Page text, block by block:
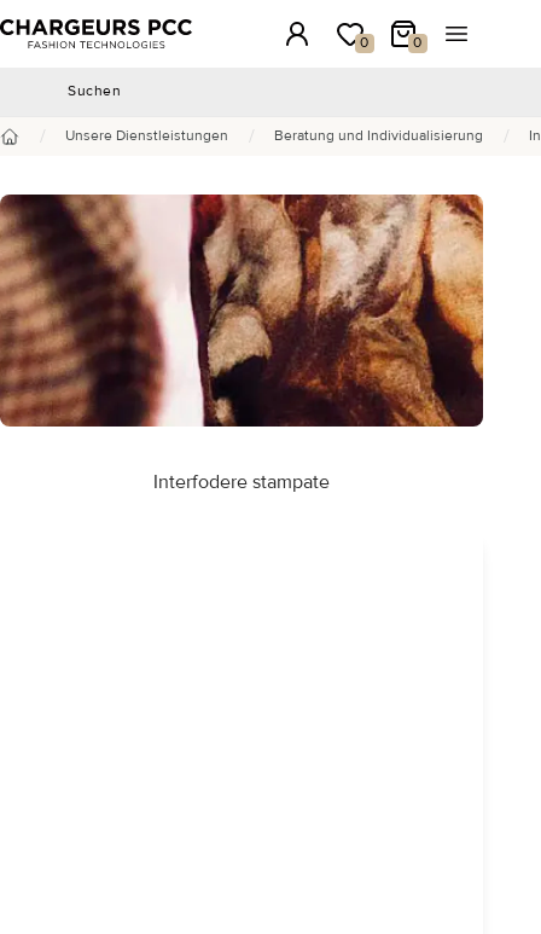
Chargeurs PCC Anmeldung
0
Meine Wunschliste
0
Mein Warenkorb
Menü
Suchen
/ Unsere Dienstleistungen / Beratung und Individualisierung /
Interfodere stampate